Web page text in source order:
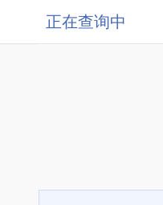
正在查询中